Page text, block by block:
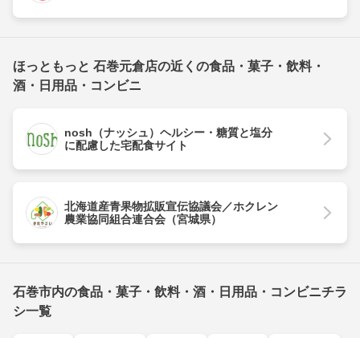
ほっともっと 石巻元倉店の近くの食品・菓子・飲料・
酒・日用品・コンビニ
nosh（ナッシュ）ヘルシー・糖質と塩分
に配慮した宅配食サイト
北海道産青果物拡販宣伝協議会／ホクレン
農業協同組合連合会（宮城県）
石巻市内の食品・菓子・飲料・酒・日用品・コンビニチラ
シ一覧